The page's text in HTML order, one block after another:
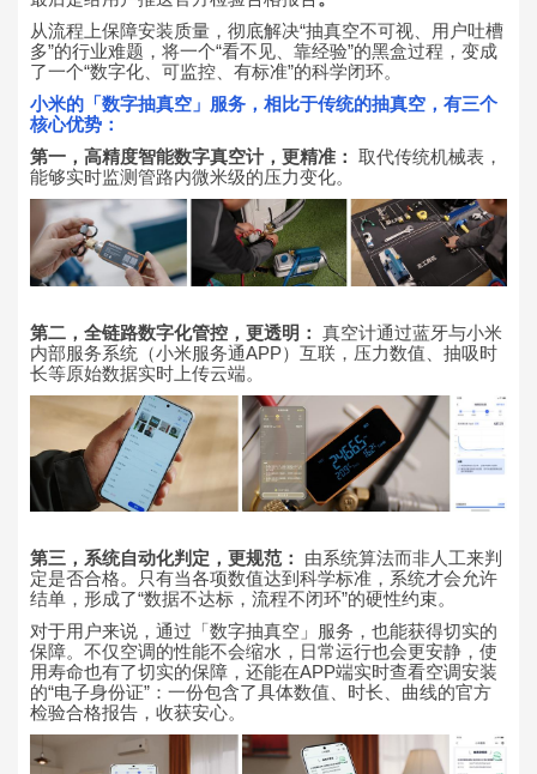
从流程上保障安装质量，彻底解决“抽真空不可视、用户吐槽
多”的行业难题，将一个“看不见、靠经验”的黑盒过程，变成
了一个“数字化、可监控、有标准”的科学闭环。
小米的「数字抽真空」服务，相比于传统的抽真空，有三个
核心优势：
第一，高精度智能数字真空计，更精准： 取代传统机械表，
能够实时监测管路内微米级的压力变化。
第二，全链路数字化管控，更透明：
真空计通过蓝牙与小米
内部服务系统（小米服务通APP）互联，压力数值、抽吸时
长等原始数据实时上传云端。
第三，系统自动化判定，更规范：
由系统算法而非人工来判
定是否合格。只有当各项数值达到科学标准，系统才会允许
结单，形成了“数据不达标，流程不闭环”的硬性约束。
对于用户来说，通过「数字抽真空」服务，也能获得切实的
保障。不仅空调的性能不会缩水，日常运行也会更安静，使
用寿命也有了切实的保障，还能在APP端实时查看空调安装
的“电子身份证”：一份包含了具体数值、时长、曲线的官方
检验合格报告，收获安心。